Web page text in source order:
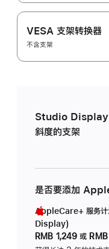
VESA 支架转换器
不含支架
Studio Display
斜度的支架
是否要添加
AppleCare+ 服务
Display)
RMB 1,249 或